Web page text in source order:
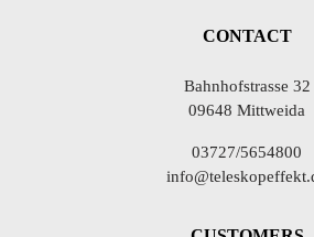
CONTACT
Bahnhofstrasse 32
09648 Mittweida
03727/5654800